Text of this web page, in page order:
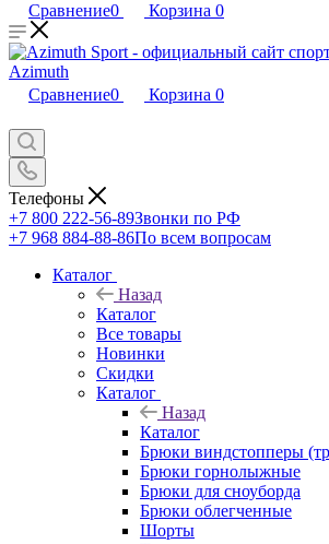
Сравнение0 Корзина 0
Сравнение0 Корзина 0
Телефоны
+7 800 222-56-89Звонки по РФ
+7 968 884-88-86По всем вопросам
Каталог
Назад
Каталог
Все товары
Новинки
Скидки
Каталог
Назад
Каталог
Брюки виндстопперы
Брюки горнолыжные
Брюки для сноуборда
Брюки облегченные
Шорты